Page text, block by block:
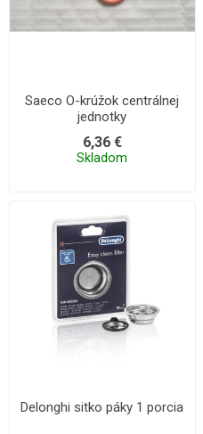
Saeco O-krúžok centrálnej
jednotky
6,36 €
Skladom
Delonghi sitko páky 1 porcia